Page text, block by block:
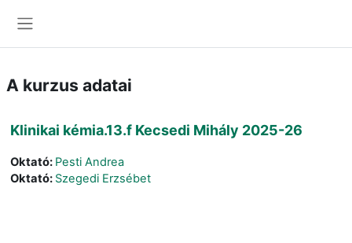
A kurzus adatai
Klinikai kémia.13.f Kecsedi Mihály 2025-26
Oktató: Pesti Andrea
Oktató: Szegedi Erzsébet